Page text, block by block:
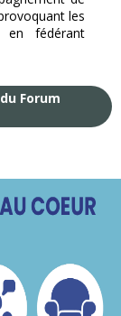
les
en fédérant
Forum